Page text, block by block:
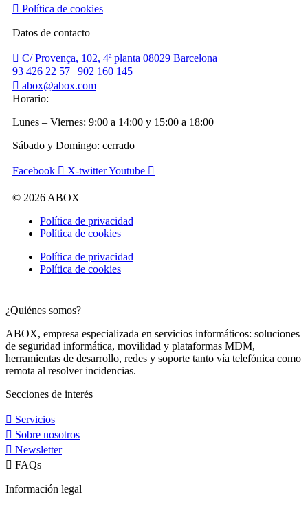
Política de cookies
Datos de contacto
C/ Provença, 102, 4ª planta 08029 Barcelona
93 426 22 57 | 902 160 145
abox@abox.com
Horario:
Lunes – Viernes: 9:00 a 14:00 y 15:00 a 18:00
Sábado y Domingo: cerrado
Facebook X-twitterYoutube
© 2026 ABOX
Política de privacidad
Política de cookies
Política de privacidad
Política de cookies
¿Quiénes somos?
ABOX, empresa especializada en servicios informáticos: soluciones
de seguridad informática, movilidad y plataformas MDM,
herramientas de desarrollo, redes y soporte tanto vía telefónica como
remota al resolver incidencias.
Secciones de interés
Servicios
Sobre nosotros
Newsletter
FAQs
Información legal